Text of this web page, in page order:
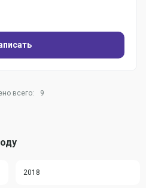
всего: 9
2018